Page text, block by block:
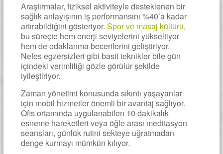
Araştırmalar, fiziksel aktiviteyle desteklenen bir
sağlık anlayışının iş performansını %40’a kadar
artırabildiğini gösteriyor. Spor ve masaj kültürü,
bu süreçte hem enerji seviyelerini yükseltiyor
hem de odaklanma becerilerini geliştiriyor.
Nefes egzersizleri gibi basit teknikler bile gün
içindeki verimliliği gözle görülür şekilde
iyileştiriyor.
Zaman yönetimi konusunda sıkıntı yaşayanlar
için mobil hizmetler önemli bir avantaj sağlıyor.
Ofis ortamında uygulanabilen 10 dakikalık
esneme hareketleri veya öğle arası meditasyon
seansları, günlük rutini sekteye uğratmadan
denge kurmayı mümkün kılıyor.